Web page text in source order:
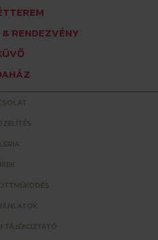
RENDEZVÉNY
TÁJÉKOZTATÓ